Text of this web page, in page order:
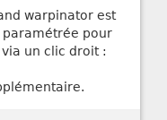
warpinator est
paramétrée pour
un clic droit :